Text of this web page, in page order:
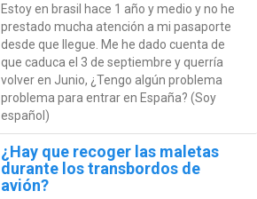
Estoy en brasil hace 1 año y medio y no he
prestado mucha atención a mi pasaporte
desde que llegue. Me he dado cuenta de
que caduca el 3 de septiembre y querría
volver en Junio, ¿Tengo algún problema
problema para entrar en España? (Soy
español)
¿Hay que recoger las maletas
durante los transbordos de
avión?